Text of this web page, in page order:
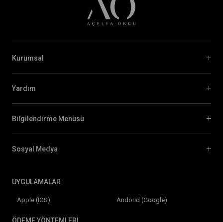
Kurumsal
Yardım
Bilgilendirme Menüsü
Sosyal Medya
UYGULAMALAR
Apple (IOS) Andorid (Google)
ÖDEME YÖNTEMLERİ